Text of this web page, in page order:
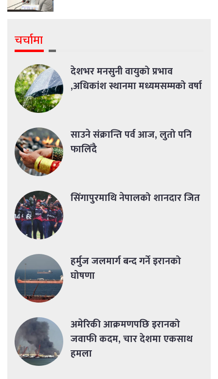
चर्चामा
देशभर मनसुनी वायुको प्रभाव
,अधिकांश स्थानमा मध्यमसम्मको वर्षा
साउने संक्रान्ति पर्व आज, लुतो पनि
फालिँदै
सिंगापुरमाथि नेपालको शानदार जित
हर्मुज जलमार्ग बन्द गर्ने इरानको
घोषणा
अमेरिकी आक्रमणपछि इरानको
जवाफी कदम, चार देशमा एकसाथ
हमला